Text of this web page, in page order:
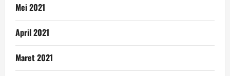
Mei 2021
April 2021
Maret 2021